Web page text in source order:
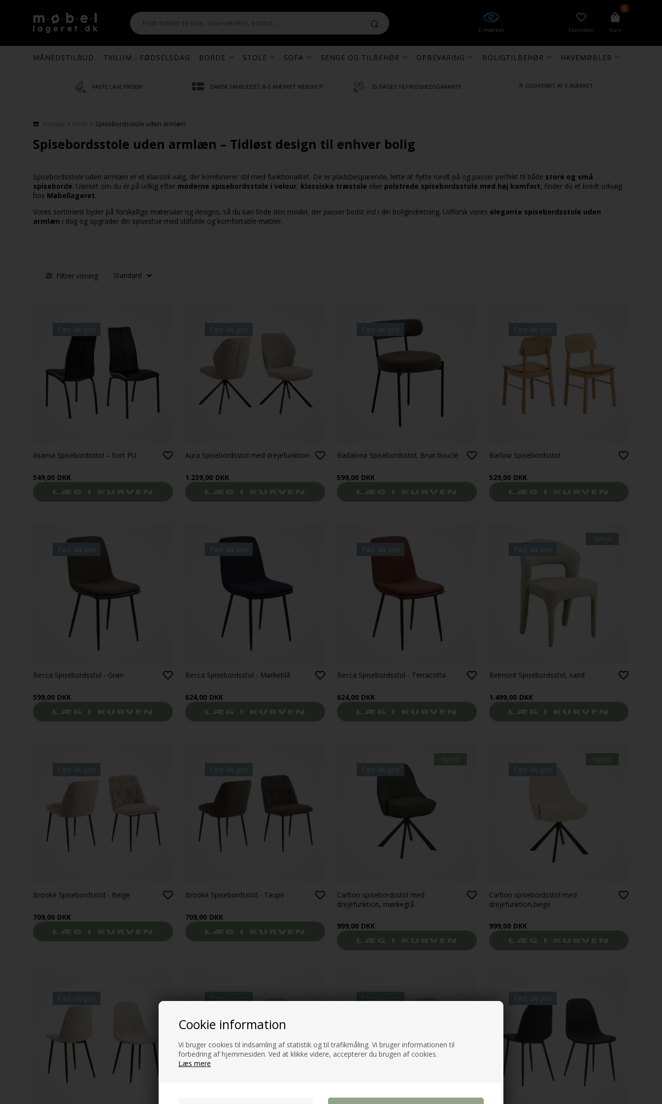
Cookie information
Vi bruger cookies til indsamling af statistik og til trafikmåling. Vi bruger informationen til
forbedring af hjemmesiden. Ved at klikke videre, accepterer du brugen af cookies.
Læs mere
E-mærket Favoritter
0
Kurv
MÅNEDSTILBUD TVILUM - FØDSELSDAG BORDE STOLE SOFA SENGE OG TILBEHØR OPBEVARING BOLIGTILBEHØR HAVEMØBLER
FASTE LAVE PRISER! DANSK FAMILIEEJET & E-MÆRKET WEBSHOP 30 DAGES TILFREDSHEDSGARANTI! ⭐ GODKENDT AF E-MÆRKET
Forside » Stole » Spisebordsstole uden armlæn
Spisebordsstole uden armlæn – Tidløst design til enhver bolig
Spisebordsstole uden armlæn er et klassisk valg, der kombinerer stil med funktionalitet. De er pladsbesparende, lette at flytte rundt på og passer perfekt til både store og små
spiseborde. Uanset om du er på udkig efter moderne spisebordsstole i velour, klassiske træstole eller polstrede spisebordsstole med høj komfort, finder du et bredt udvalg
hos Møbellageret.
Vores sortiment byder på forskellige materialer og designs, så du kan finde den model, der passer bedst ind i din boligindretning. Udforsk vores elegante spisebordsstole uden
armlæn i dag og opgrader din spisestue med stilfulde og komfortable møbler.
Filtrer visning
Fast lav pris
Asama Spisebordsstol – Sort PU
549,00 DKK
Fast lav pris
Aura Spisebordsstol med drejefunktion
1.239,00 DKK
Fast lav pris
Badalona Spisebordsstol, Brun bouclé
599,00 DKK
Fast lav pris
Barlow Spisebordsstol
529,00 DKK
Fast lav pris
Becca Spisebordsstol - Grøn
599,00 DKK
Fast lav pris
Becca Spisebordsstol - Mørkeblå
624,00 DKK
Fast lav pris
Becca Spisebordsstol - Terracotta
624,00 DKK
Fast lav pris
Belmont Spisebordsstol, sand
1.499,00 DKK
Fast lav pris
Brooke Spisebordsstol - Beige
709,00 DKK
Fast lav pris
Brooke Spisebordsstol - Taupe
709,00 DKK
Fast lav pris
Carlton spisebordsstol med
drejefunktion, mørkegrå
999,00 DKK
Fast lav pris
Carlton spisebordsstol med
drejefunktion,beige
999,00 DKK
Fast lav pris Fast lav pris